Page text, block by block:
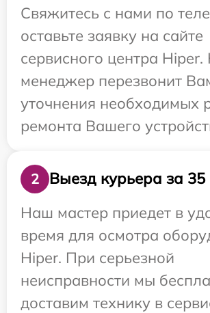
Свяжитесь с нами по
оставьте заявку на сайте
сервисного центра
менеджер перезвонит
уточнения необходимых
ремонта Вашего
2
Выезд курьера за 35
Наш мастер приедет в
время для осмотра
Hiper. При серьезной
неисправности мы
доставим технику в